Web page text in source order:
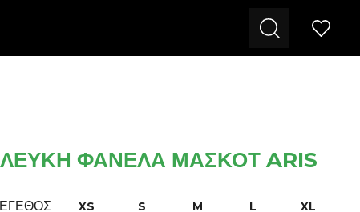
ΛΕΥΚΉ ΦΑΝΈΛΑ ΜΑΣΚΌΤ ARIS
XS S M L XL